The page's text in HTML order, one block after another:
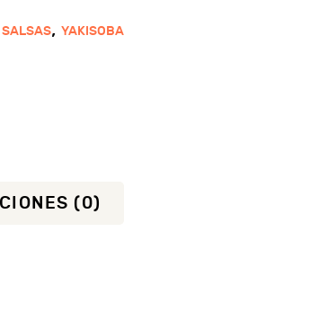
SALSAS, YAKISOBA
(0)